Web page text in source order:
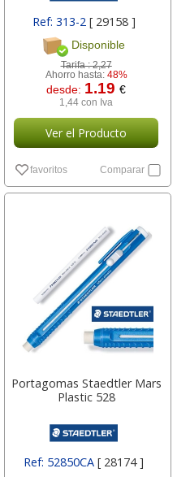
Ref: 313-2 [ 29158 ]
Disponible
Tarifa :2,27
Ahorro hasta: 48%
desde: 1.19€
1,44 con Iva
Ver el Producto
favoritos Comparar
Portagomas Staedtler Mars
Plastic 528
Ref: 52850CA[ 28174 ]